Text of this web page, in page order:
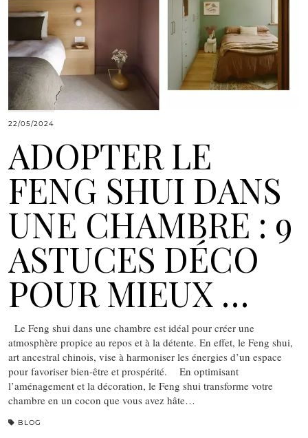
22/05/2024
ADOPTER LE
FENG SHUI DANS
UNE CHAMBRE : 9
ASTUCES DÉCO
POUR MIEUX …
Le Feng shui dans une chambre est idéal pour créer une
atmosphère propice au repos et à la détente. En effet, le Feng shui,
art ancestral chinois, vise à harmoniser les énergies d’un espace
pour favoriser bien-être et prospérité. En optimisant
l’aménagement et la décoration, le Feng shui transforme votre
chambre en un cocon que vous avez hâte…
BLOG